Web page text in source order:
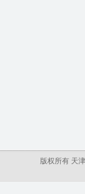
版权所有 天